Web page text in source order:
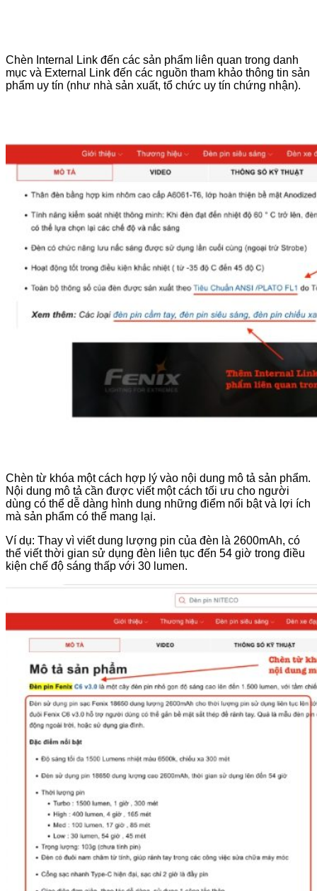
Chèn Internal Link đến các sản phẩm liên quan trong danh
mục và External Link đến các nguồn tham khảo thông tin sản
phẩm uy tín (như nhà sản xuất, tổ chức uy tín chứng nhận).
Chèn từ khóa một cách hợp lý vào nội dung mô tả sản phẩm.
Nội dung mô tả cần được viết một cách tối ưu cho người
dùng có thể dễ dàng hình dung những điểm nổi bật và lợi ích
mà sản phẩm có thể mang lại.
Ví dụ: Thay vì viết dung lượng pin của đèn là 2600mAh, có
thể viết thời gian sử dụng đèn liên tục đến 54 giờ trong điều
kiện chế độ sáng thấp với 30 lumen.